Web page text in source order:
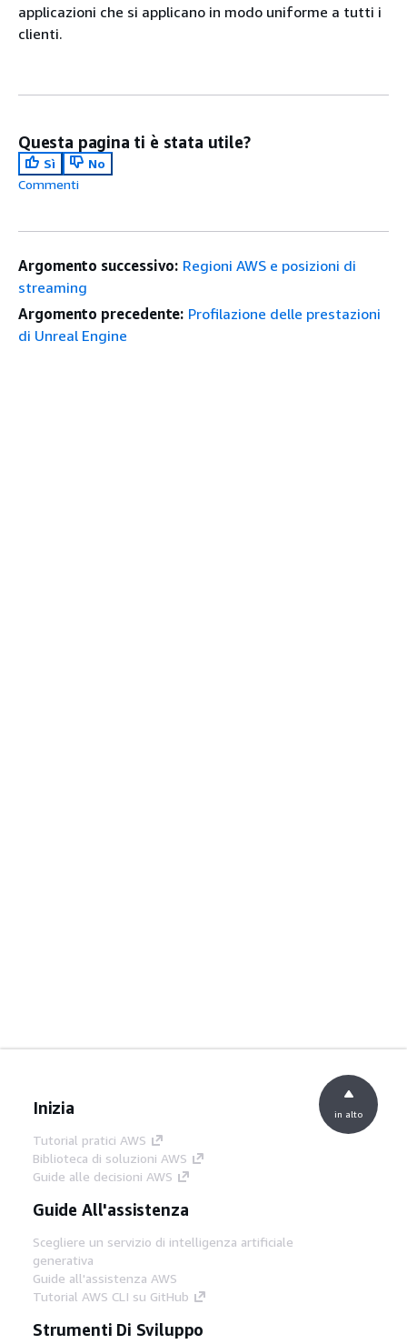
applicazioni che si applicano in modo uniforme a tutti i
clienti.
Questa pagina ti è stata utile?
Sì
No
Commenti
Argomento successivo: Regioni AWS e posizioni di
streaming
Argomento precedente: Profilazione delle prestazioni
di Unreal Engine
Inizia
Tutorial pratici AWS
Biblioteca di soluzioni AWS
Guide alle decisioni AWS
Guide All'assistenza
Scegliere un servizio di intelligenza artificiale
generativa
Guide all'assistenza AWS
Tutorial AWS CLI su GitHub
Strumenti Di Sviluppo
in alto